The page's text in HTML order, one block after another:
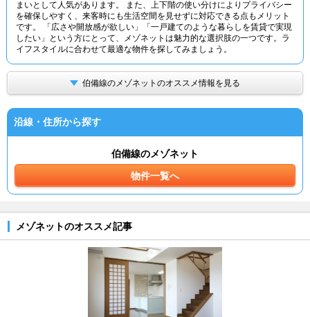
まいとして人気があります。 また、上下階の使い分けによりプライバシー
を確保しやすく、来客時にも生活空間を見せずに対応できる点もメリット
です。 「広さや開放感が欲しい」「一戸建てのような暮らしを賃貸で実現
したい」という方にとって、メゾネットは魅力的な選択肢の一つです。ラ
イフスタイルに合わせて最適な物件を探してみましょう。
伯備線のメゾネットのオススメ情報を見る
沿線・住所から探す
伯備線のメゾネット
物件一覧へ
メゾネットのオススメ記事